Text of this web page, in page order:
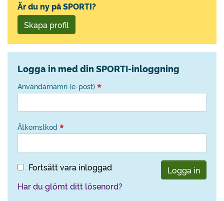
Är du ny på SPORTI?
Skapa profil
Logga in med din SPORTI-inloggning
Användarnamn (e-post)
Åtkomstkod
Fortsätt vara inloggad
Logga in
Har du glömt ditt lösenord?